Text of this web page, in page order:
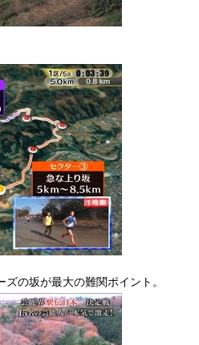
の坂が最大の難関ポイント。